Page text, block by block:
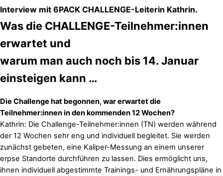
Interview mit 6PACK CHALLENGE-Leiterin Kathrin.
Was die CHALLENGE-Teilnehmer:innen
erwartet und
warum man auch noch bis 14. Januar
einsteigen kann …
Die Challenge hat begonnen, war erwartet die
Teilnehmer:innen in den kommenden 12 Wochen?
Kathrin: Die Challenge-Teilnehmer:innen (TN) werden während
der 12 Wochen sehr eng und individuell begleitet. Sie werden
zunächst gebeten, eine Kaliper-Messung an einem unserer
erpse Standorte durchführen zu lassen. Dies ermöglicht uns,
ihnen individuell abgestimmte Trainings- und Ernährungspläne in